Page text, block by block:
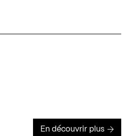
En découvrir plus